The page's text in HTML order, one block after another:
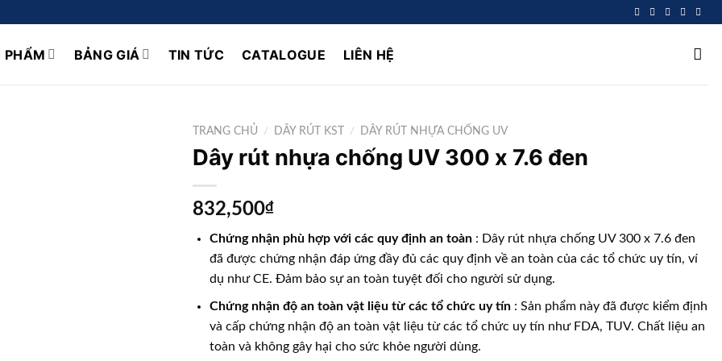
PHẨM BẢNG GIÁ TIN TỨC CATALOGUE LIÊN HỆ
TRANG CHỦ / DÂY RÚT KST / DÂY RÚT NHỰA CHỐNG UV
Dây rút nhựa chống UV 300 x 7.6 đen
832,500₫
Chứng nhận phù hợp với các quy định an toàn : Dây rút nhựa chống UV 300 x 7.6 đen
đã được chứng nhận đáp ứng đầy đủ các quy định về an toàn của các tổ chức uy tín, ví
dụ như CE. Đảm bảo sự an toàn tuyệt đối cho người sử dụng.
Chứng nhận độ an toàn vật liệu từ các tổ chức uy tín : Sản phẩm này đã được kiểm định
và cấp chứng nhận độ an toàn vật liệu từ các tổ chức uy tín như FDA, TUV. Chất liệu an
toàn và không gây hại cho sức khỏe người dùng.